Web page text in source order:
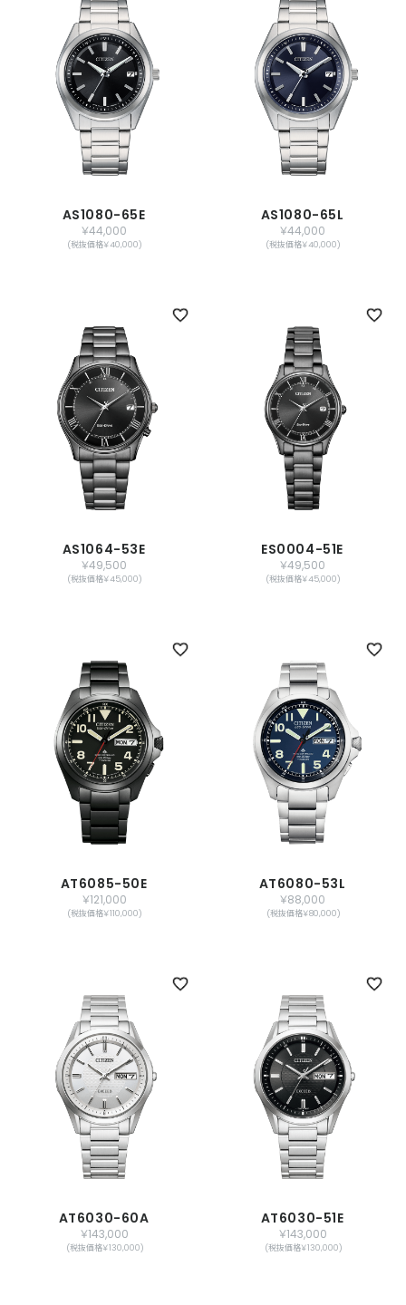
AS1080-65E
￥44,000
(税抜価格￥40,000)
AS1080-65L
￥44,000
(税抜価格￥40,000)
AS1064-53E
￥49,500
(税抜価格￥45,000)
ES0004-51E
￥49,500
(税抜価格￥45,000)
AT6085-50E
￥121,000
(税抜価格￥110,000)
AT6080-53L
￥88,000
(税抜価格￥80,000)
AT6030-60A
￥143,000
(税抜価格￥130,000)
AT6030-51E
￥143,000
(税抜価格￥130,000)